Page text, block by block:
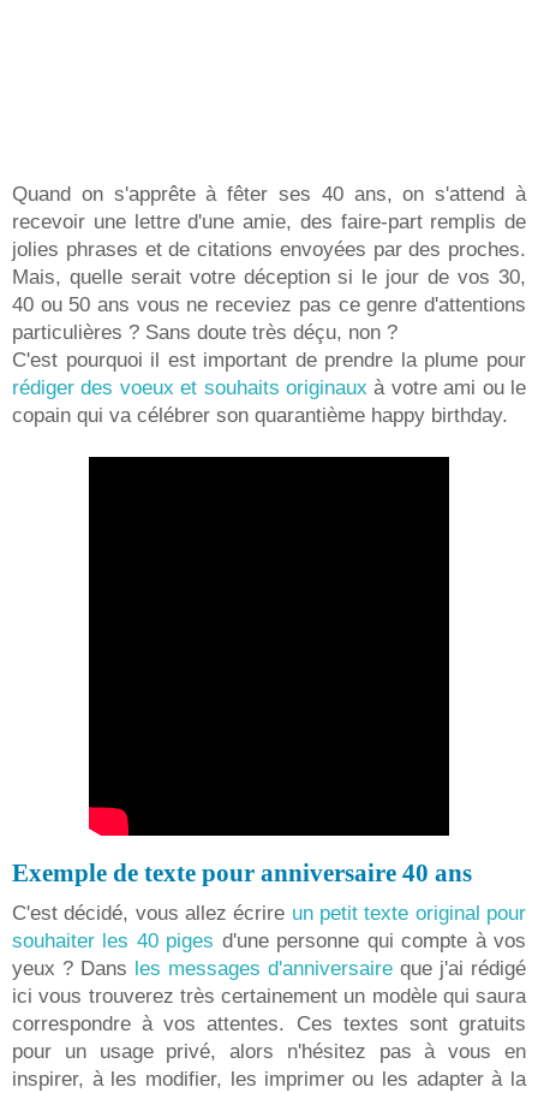
Quand on s'apprête à fêter ses 40 ans, on s'attend à
recevoir une lettre d'une amie, des faire-part remplis de
jolies phrases et de citations envoyées par des proches.
Mais, quelle serait votre déception si le jour de vos 30,
40 ou 50 ans vous ne receviez pas ce genre d'attentions
particulières ? Sans doute très déçu, non ?
C'est pourquoi il est important de prendre la plume pour
rédiger des voeux et souhaits originaux à votre ami ou le
copain qui va célébrer son quarantième happy birthday.
Exemple de texte pour anniversaire 40 ans
C'est décidé, vous allez écrire un petit texte original pour
souhaiter les 40 piges d'une personne qui compte à vos
yeux ? Dans les messages d'anniversaire que j'ai rédigé
ici vous trouverez très certainement un modèle qui saura
correspondre à vos attentes. Ces textes sont gratuits
pour un usage privé, alors n'hésitez pas à vous en
inspirer, à les modifier, les imprimer ou les adapter à la